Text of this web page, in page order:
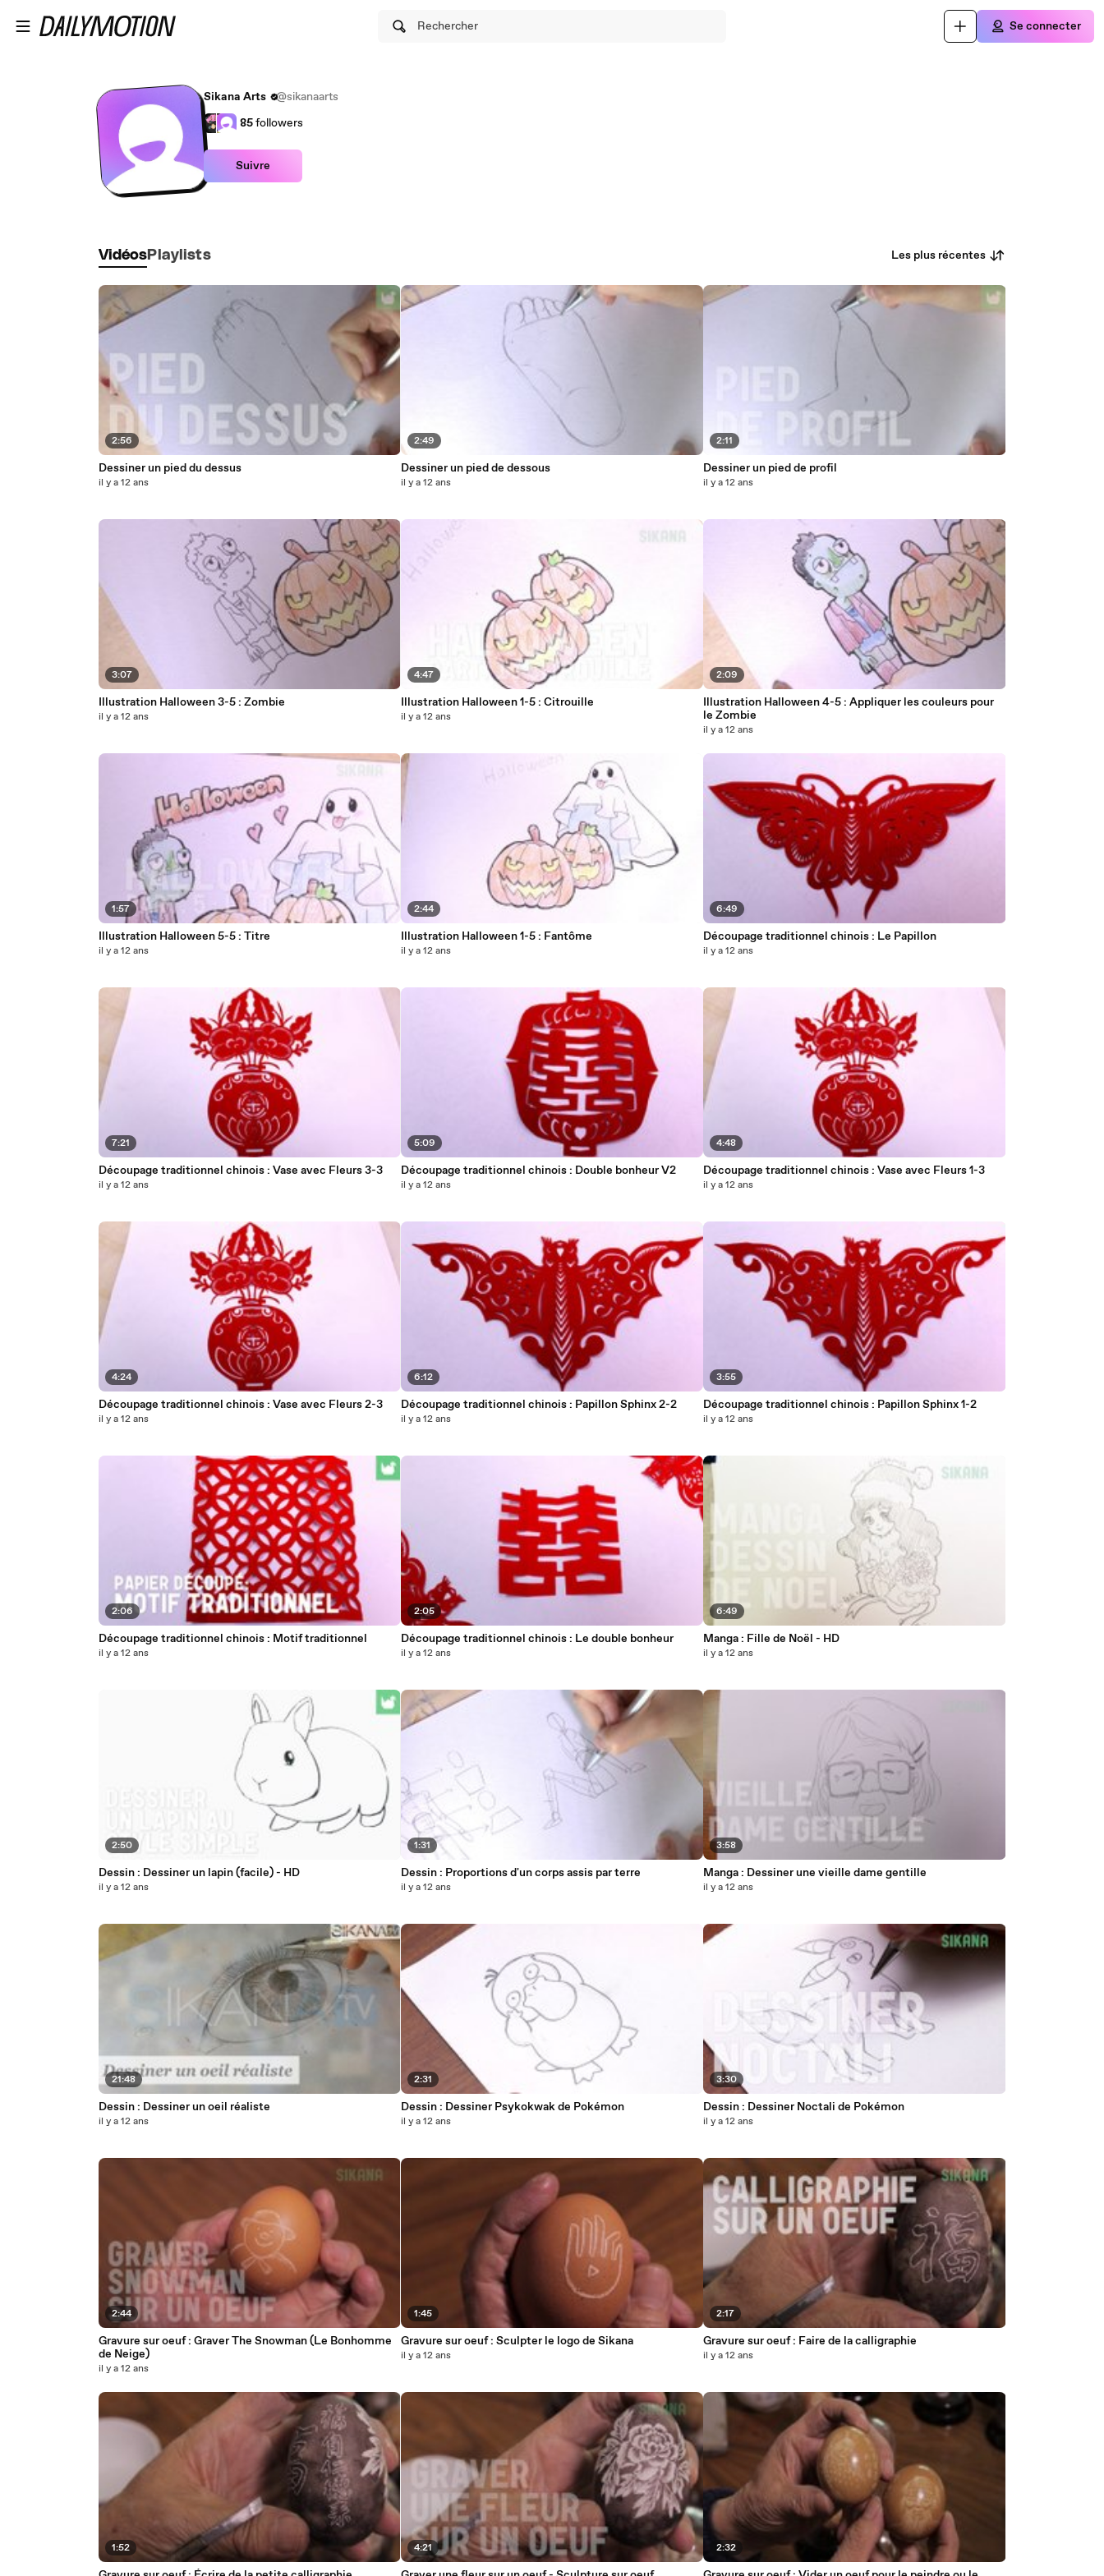
Rechercher Se connecter
Sikana Arts
@sikanaarts
85followers
Suivre
Vidéos Playlists Les plus récentes
2:56
Dessiner un pied du dessus
il y a 12 ans
3:07
Illustration Halloween 3-5 : Zombie
il y a 12 ans
1:57
Illustration Halloween 5-5 : Titre
il y a 12 ans
7:21
Découpage traditionnel chinois : Vase avec Fleurs 3-3
il y a 12 ans
4:24
Découpage traditionnel chinois : Vase avec Fleurs 2-3
il y a 12 ans
2:06
Découpage traditionnel chinois : Motif traditionnel
il y a 12 ans
2:50
Dessin : Dessiner un lapin (facile) - HD
il y a 12 ans
21:48
Dessin : Dessiner un oeil réaliste
il y a 12 ans
2:44
Gravure sur oeuf : Graver The Snowman (Le Bonhomme
de Neige)
il y a 12 ans
1:52
2:49
Dessiner un pied de dessous
il y a 12 ans
4:47
Illustration Halloween 1-5 : Citrouille
il y a 12 ans
2:44
Illustration Halloween 1-5 : Fantôme
il y a 12 ans
5:09
Découpage traditionnel chinois : Double bonheur V2
il y a 12 ans
6:12
Découpage traditionnel chinois : Papillon Sphinx 2-2
il y a 12 ans
2:05
Découpage traditionnel chinois : Le double bonheur
il y a 12 ans
1:31
Dessin : Proportions d'un corps assis par terre
il y a 12 ans
2:31
Dessin : Dessiner Psykokwak de Pokémon
il y a 12 ans
1:45
Gravure sur oeuf : Sculpter le logo de Sikana
il y a 12 ans
4:21
2:11
Dessiner un pied de profil
il y a 12 ans
2:09
Illustration Halloween 4-5 : Appliquer les couleurs pour
le Zombie
il y a 12 ans
6:49
Découpage traditionnel chinois : Le Papillon
il y a 12 ans
4:48
Découpage traditionnel chinois : Vase avec Fleurs 1-3
il y a 12 ans
3:55
Découpage traditionnel chinois : Papillon Sphinx 1-2
il y a 12 ans
6:49
Manga : Fille de Noël - HD
il y a 12 ans
3:58
Manga : Dessiner une vieille dame gentille
il y a 12 ans
3:30
Dessin : Dessiner Noctali de Pokémon
il y a 12 ans
2:17
Gravure sur oeuf : Faire de la calligraphie
il y a 12 ans
2:32